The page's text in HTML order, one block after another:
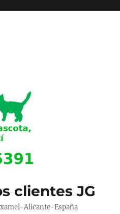
clientes JG
Alicante-España